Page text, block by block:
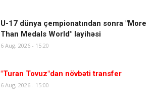
U-17 dünya çempionatından sonra "More
Than Medals World" layihəsi
6 Aug, 2026 - 15:20
"Turan Tovuz"dan növbəti transfer
6 Aug, 2026 - 15:00